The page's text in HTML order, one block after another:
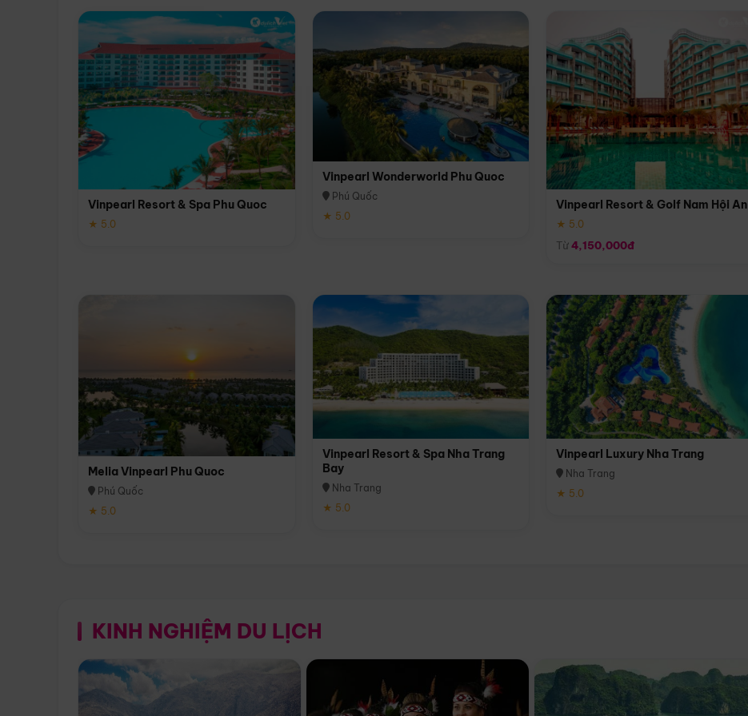
Vinpearl Resort & Spa Phu Quoc
★ 5.0
Vinpearl Wonderworld Phu Quoc
Phú Quốc
★ 5.0
Vinpearl Resort & Golf Nam Hội An
★ 5.0
Từ4,150,000đ
Melia Vinpearl Phu Quoc
Phú Quốc
★ 5.0
Vinpearl Resort & Spa Nha Trang
Bay
Nha Trang
★ 5.0
Vinpearl Luxury Nha Trang
Nha Trang
★ 5.0
KINH NGHIỆM DU LỊCH